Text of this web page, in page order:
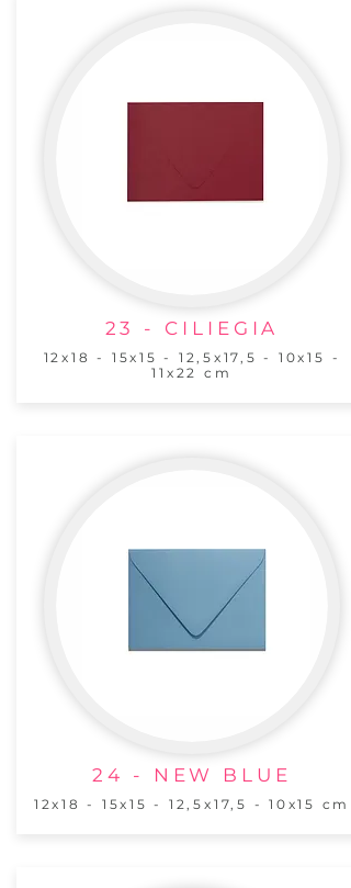
23 - CILIEGIA
12x18 - 15x15 - 12,5x17,5 - 10x15 -
11x22 cm
24 - NEW BLUE
12x18 - 15x15 - 12,5x17,5 - 10x15 cm